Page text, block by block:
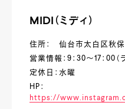
MIDI（ミディ）
住所： 仙台市太白区秋
営業情報：9：30～17：00（
定休日：水曜
HP：
https://